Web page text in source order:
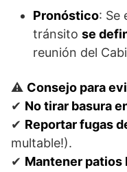
Pronóstico: Se
tránsito se
reunión del
⚠️ Consejo para
✔ No tirar basura
✔ Reportar fugas
multable!).
✔ Mantener patios